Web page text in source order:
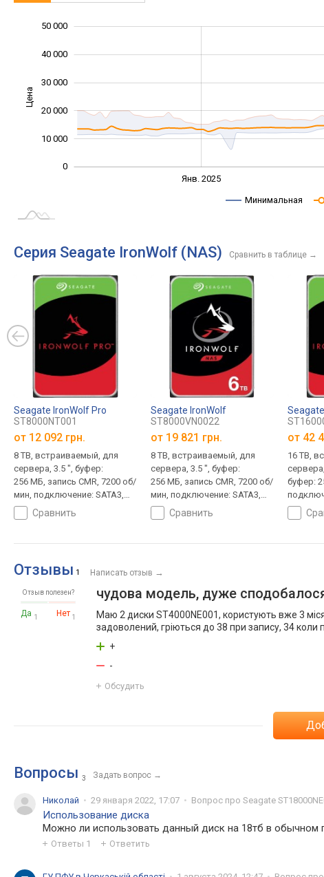
Цена
0
10 000
20 000
30 000
40 000
50 000
Янв. 2025
Минимальная
Серия Seagate IronWolf (NAS) Сравнить в таблице →
Seagate IronWolf Pro
ST8000NT001
от 12 092 грн.
8 TB, встраиваемый, для
сервера, 3.5 ", буфер:
256 МБ, запись CMR, 7200 об/
мин, подключение: SATA3,
гарантия 5 лет
сравнить
Seagate IronWolf
ST8000VN0022
от 19 821 грн.
8 TB, встраиваемый, для
сервера, 3.5 ", буфер:
256 МБ, запись CMR, 7200 об/
мин, подключение: SATA3,
гарантия 3 года
сравнить
от 42
16 TB,
буфер:
Отзывы 1 Написать отзыв →
Отзыв полезен?
Да 1 Нет 1
чудова модель, дуже
Маю 2 диски ST4000NE001, користують вже 3
задоволений, гріються до 38 при запису, 34 коли
+
-
Обсудить
Вопросы 3 Задать вопрос →
Николай 29 января 2022, 17:07 Вопрос про Seagate
Использование диска
Можно ли использовать данный диск на 18тб в обычном
Ответы 1 Ответить